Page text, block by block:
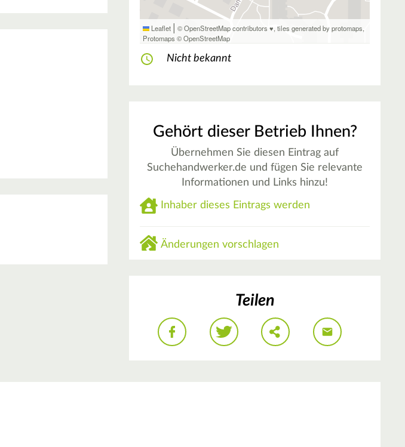
Leaflet | © OpenStreetMap contributors ♥,tiles generated by protomaps,
Protomaps ©OpenStreetMap
Nicht bekannt
Gehört dieser Betrieb Ihnen?
Übernehmen Sie diesen Eintrag auf
Suchehandwerker.de und fügen Sie relevante
Informationen und Links hinzu!
Inhaber dieses Eintrags werden
Änderungen vorschlagen
Teilen